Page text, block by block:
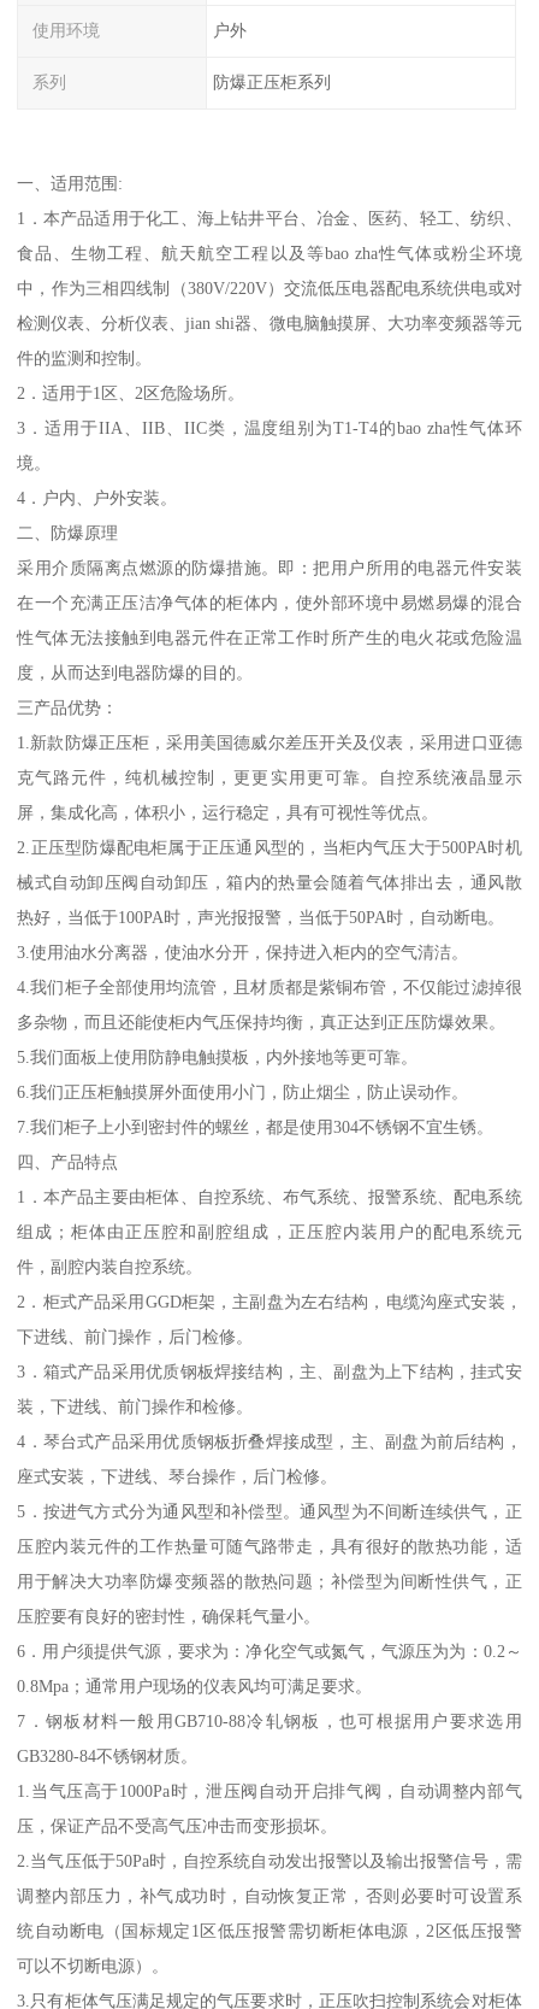
使用环境 户外
系列 防爆正压柜系列
一、适用范围:
1．本产品适用于化工、海上钻井平台、冶金、医药、轻工、纺织、
食品、生物工程、航天航空工程以及等bao zha性气体或粉尘环境
中，作为三相四线制（380V/220V）交流低压电器配电系统供电或对
检测仪表、分析仪表、jian shi器、微电脑触摸屏、大功率变频器等元
件的监测和控制。
2．适用于1区、2区危险场所。
3．适用于IIA、IIB、IIC类，温度组别为T1-T4的bao zha性气体环
境。
4．户内、户外安装。
二、防爆原理
采用介质隔离点燃源的防爆措施。即：把用户所用的电器元件安装
在一个充满正压洁净气体的柜体内，使外部环境中易燃易爆的混合
性气体无法接触到电器元件在正常工作时所产生的电火花或危险温
度，从而达到电器防爆的目的。
三产品优势：
1.新款防爆正压柜，采用美国德威尔差压开关及仪表，采用进口亚德
克气路元件，纯机械控制，更更实用更可靠。自控系统液晶显示
屏，集成化高，体积小，运行稳定，具有可视性等优点。
2.正压型防爆配电柜属于正压通风型的，当柜内气压大于500PA时机
械式自动卸压阀自动卸压，箱内的热量会随着气体排出去，通风散
热好，当低于100PA时，声光报报警，当低于50PA时，自动断电。
3.使用油水分离器，使油水分开，保持进入柜内的空气清洁。
4.我们柜子全部使用均流管，且材质都是紫铜布管，不仅能过滤掉很
多杂物，而且还能使柜内气压保持均衡，真正达到正压防爆效果。
5.我们面板上使用防静电触摸板，内外接地等更可靠。
6.我们正压柜触摸屏外面使用小门，防止烟尘，防止误动作。
7.我们柜子上小到密封件的螺丝，都是使用304不锈钢不宜生锈。
四、产品特点
1．本产品主要由柜体、自控系统、布气系统、报警系统、配电系统
组成；柜体由正压腔和副腔组成，正压腔内装用户的配电系统元
件，副腔内装自控系统。
2．柜式产品采用GGD柜架，主副盘为左右结构，电缆沟座式安装，
下进线、前门操作，后门检修。
3．箱式产品采用优质钢板焊接结构，主、副盘为上下结构，挂式安
装，下进线、前门操作和检修。
4．琴台式产品采用优质钢板折叠焊接成型，主、副盘为前后结构，
座式安装，下进线、琴台操作，后门检修。
5．按进气方式分为通风型和补偿型。通风型为不间断连续供气，正
压腔内装元件的工作热量可随气路带走，具有很好的散热功能，适
用于解决大功率防爆变频器的散热问题；补偿型为间断性供气，正
压腔要有良好的密封性，确保耗气量小。
6．用户须提供气源，要求为：净化空气或氮气，气源压为为：0.2～
0.8Mpa；通常用户现场的仪表风均可满足要求。
7．钢板材料一般用GB710-88冷轧钢板，也可根据用户要求选用
GB3280-84不锈钢材质。
1.当气压高于1000Pa时，泄压阀自动开启排气阀，自动调整内部气
压，保证产品不受高气压冲击而变形损坏。
2.当气压低于50Pa时，自控系统自动发出报警以及输出报警信号，需
调整内部压力，补气成功时，自动恢复正常，否则必要时可设置系
统自动断电（国标规定1区低压报警需切断柜体电源，2区低压报警
可以不切断电源）。
3.只有柜体气压满足规定的气压要求时，正压吹扫控制系统会对柜体